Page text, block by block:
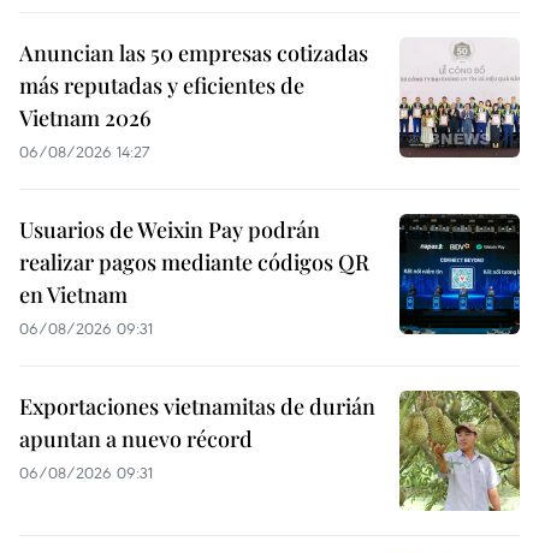
Anuncian las 50 empresas cotizadas
más reputadas y eficientes de
Vietnam 2026
06/08/2026 14:27
Usuarios de Weixin Pay podrán
realizar pagos mediante códigos QR
en Vietnam
06/08/2026 09:31
Exportaciones vietnamitas de durián
apuntan a nuevo récord
06/08/2026 09:31